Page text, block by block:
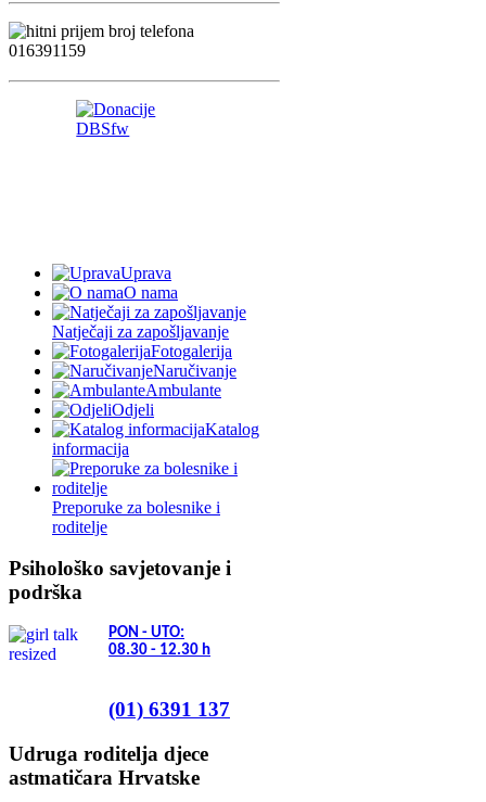
Uprava
O nama
Natječaji za zapošljavanje
Fotogalerija
Naručivanje
Ambulante
Odjeli
Katalog
informacija
Preporuke za bolesnike i
roditelje
Psihološko savjetovanje i
podrška
PON - UTO:
08.30 - 12.30 h
(01) 6391 137
Udruga roditelja djece
astmatičara Hrvatske